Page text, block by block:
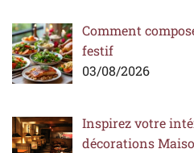
Comment
festif
03/08/2026
Inspirez votre
décorations